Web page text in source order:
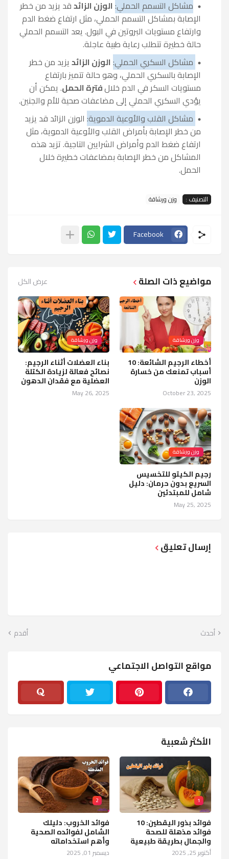
مشاكل التسمم الحملي: الوزن الزائدقد يزيد من خطر
الإصابة بمشاكل التسمم الحملي، مثل ارتفاع ضغط الدم
وارتفاع مستويات البروتين في البول. يعد التسمم الحملي
حالة خطيرة تتطلب رعاية طبية عاجلة.
مشاكل السكري الحملي: الوزن الزائد يزيد من خطر
الإصابة بالسكري الحملي، وهو حالة تتميز بارتفاع
مستويات السكر في الدم خلالفترة الحمل. يمكن أن
يؤدي السكري الحملي إلى مضاعفات صحية للأم والجنين.
مشاكل القلب والأوعية الدموية: الوزن الزائد قد يزيد
من خطر الإصابة بأمراض القلب والأوعية الدموية، مثل
ارتفاع ضغط الدم وأمراض الشرايين التاجية. تزيد هذه
المشاكل من خطر الإصابة بمضاعفات خطيرة خلال
الحمل.
التصنيف : وزن ورشاقة
Facebook
مواضيع ذات الصلة عرض الكل
وزن ورشاقة
أخطاء الرجيم الشائعة: 10
أسباب تمنعك من خسارة
الوزن
October 23, 2025
وزن ورشاقة
بناء العضلات أثناء الرجيم:
نصائح فعالة لزيادة الكتلة
العضلية مع فقدان الدهون
May 26, 2025
وزن ورشاقة
رجيم الكيتو للتخسيس
السريع بدون حرمان: دليل
شامل للمبتدئين
May 25, 2025
إرسال تعليق
أحدث أقدم
مواقع التواصل الاجتماعي
الأكثر شعبية
1
فوائد بذور اليقطين: 10
فوائد مذهلة للصحة
والجمال بطريقة طبيعية
أكتوبر 25, 2025
2
فوائد الخروب: دليلك
الشامل لفوائده الصحية
وأهم استخداماته
ديسمبر 01, 2025